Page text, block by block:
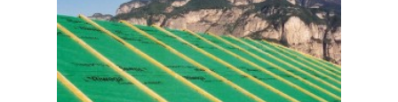
Bricolage
Cocinas